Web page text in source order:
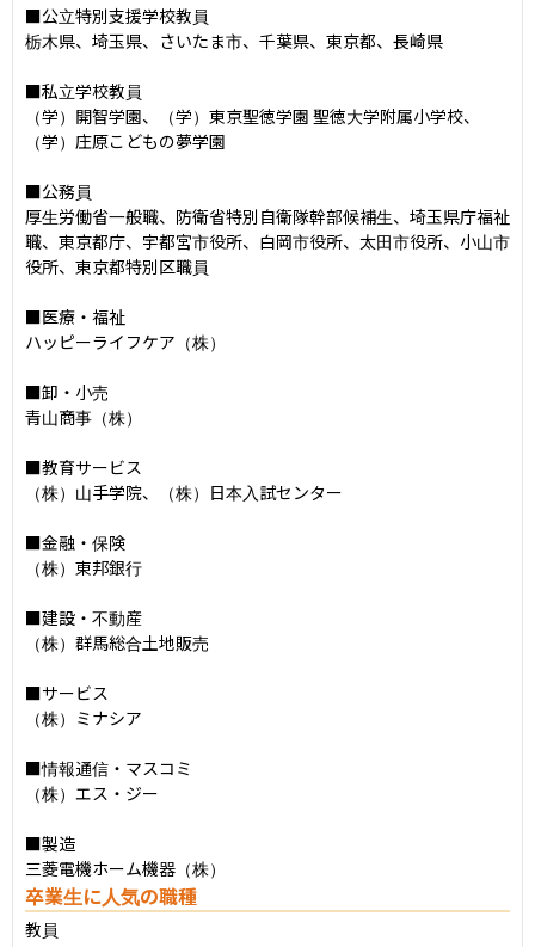
■公立特別支援学校教員
栃木県、埼玉県、さいたま市、千葉県、東京都、長崎県
■私立学校教員
（学）開智学園、（学）東京聖徳学園 聖徳大学附属小学校、
（学）庄原こどもの夢学園
■公務員
厚生労働省一般職、防衛省特別自衛隊幹部候補生、埼玉県庁福祉
職、東京都庁、宇都宮市役所、白岡市役所、太田市役所、小山市
役所、東京都特別区職員
■医療・福祉
ハッピーライフケア（株）
■卸・小売
青山商事（株）
■教育サービス
（株）山手学院、（株）日本入試センター
■金融・保険
（株）東邦銀行
■建設・不動産
（株）群馬総合土地販売
■サービス
（株）ミナシア
■情報通信・マスコミ
（株）エス・ジー
■製造
三菱電機ホーム機器（株）
卒業生に人気の職種
教員